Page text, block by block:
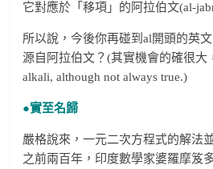
它對應於「移項」的阿拉伯文(al-
所以說，今後你再碰到al開頭的英
源自阿拉伯文？(其實機會的確很大
alkali, although not always true.)
●實至名歸
嚴格說來，一元二次方程式的解法
之前兩百年，印度數學家婆羅摩笈